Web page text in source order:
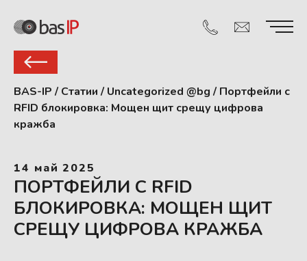
BAS-IP / Статии / Uncategorized @bg / Портфейли с
RFID блокировка: Мощен щит срещу цифрова
кражба
14 май 2025
ПОРТФЕЙЛИ С RFID
БЛОКИРОВКА: МОЩЕН ЩИТ
СРЕЩУ ЦИФРОВА КРАЖБА